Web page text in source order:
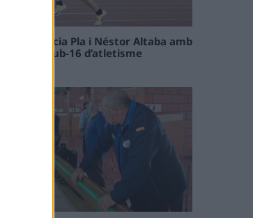
Patrícia Pla i Néstor Altaba amb
sub-16 d’atletisme